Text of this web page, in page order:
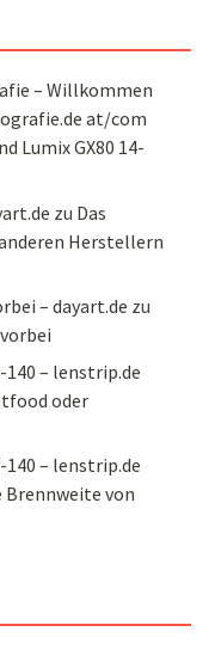
– Willkommen
at/com
Lumix GX80 14-
zu Das
Herstellern
– dayart.de zu
140 – lenstrip.de
oder
140 – lenstrip.de
von